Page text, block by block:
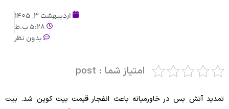
اردیبهشت 3, 1405
5:28 ب.ظ
بدون نظر
امتیاز شما : post
تمدید آتش بس در خاورمیانه باعث انفجار قیمت بیت‌ کوین شد. بیت